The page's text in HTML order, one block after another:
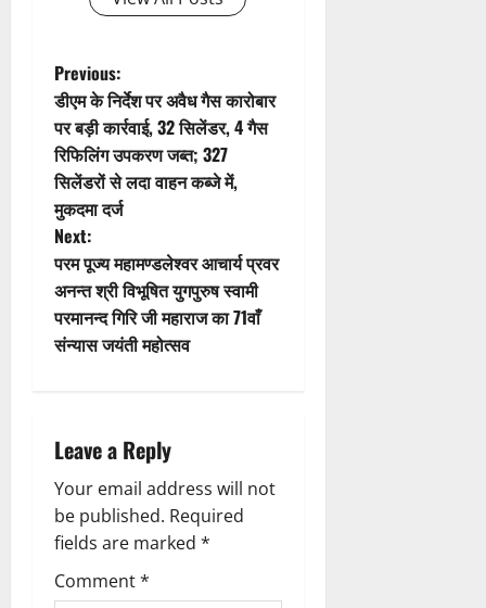
t
i
o
n
P
o
s
t
n
a
v
g
a
t
i
Previous:
डीएम के निर्देश पर अवैध गैस कारोबार
पर बड़ी कार्रवाई, 32 सिलेंडर, 4 गैस
रिफिलिंग उपकरण जब्त; 327
सिलेंडरों से लदा वाहन कब्जे में,
मुकदमा दर्ज
Next:
परम पूज्य महामण्डलेश्वर आचार्य प्रवर
अनन्त श्री विभूषित युगपुरुष स्वामी
परमानन्द गिरि जी महाराज का 71वाँ
संन्यास जयंती महोत्सव
Leave a Reply
Your email address will not
be published. Required
fields are marked *
Comment*